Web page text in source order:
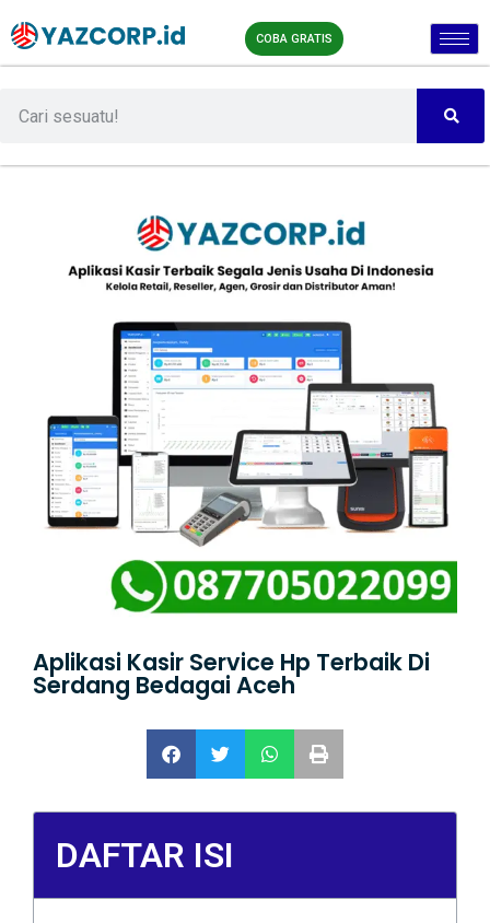
COBA GRATIS
Aplikasi Kasir Service Hp Terbaik Di
Serdang Bedagai Aceh
DAFTAR ISI